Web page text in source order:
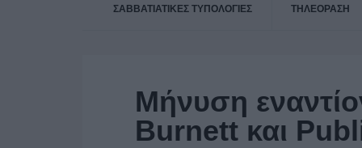
ΣΑΒΒΑΤΙΑΤΙΚΕΣ ΤΥΠΟΛΟΓΙΕΣ ΤΗΛΕΟΡΑΣΗ
Μήνυση
Burnett και